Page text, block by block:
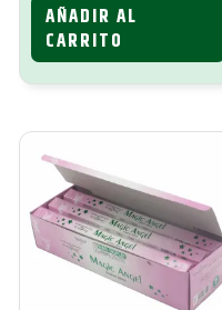
AÑADIR AL
CARRITO